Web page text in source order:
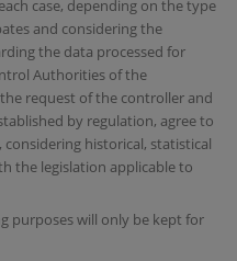
case, depending on the type
and considering the
the data processed for
Authorities of the
request of the controller and
by regulation, agree to
historical, statistical
the legislation applicable to
purposes will only be kept for